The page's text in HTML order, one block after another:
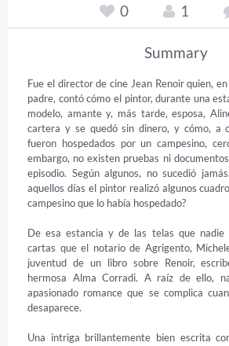
0 1
Summary
Fue el director de cine Jean Renoir quien,
padre, contó cómo el pintor, durante una
modelo, amante y, más tarde, esposa,
cartera y se quedó sin dinero, y cómo, a
fueron hospedados por un campesino,
embargo, no existen pruebas ni
episodio. Según algunos, no sucedió
aquellos días el pintor realizó algunos
campesino que lo había hospedado?
De esa estancia y de las telas que
cartas que el notario de Agrigento,
juventud de un libro sobre Renoir,
hermosa Alma Corradi. A raíz de ello,
apasionado romance que se complica
desaparece.
Una intriga brillantemente bien escrita